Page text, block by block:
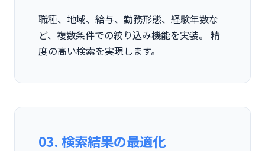
職種、地域、給与、勤務形態、経験年数な
ど、複数条件での絞り込み機能を実装。 精
度の高い検索を実現します。
03. 検索結果の最適化